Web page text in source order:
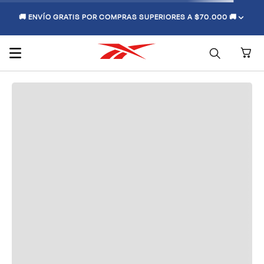
🚚 ENVÍO GRATIS POR COMPRAS SUPERIORES A $70.000 🚚